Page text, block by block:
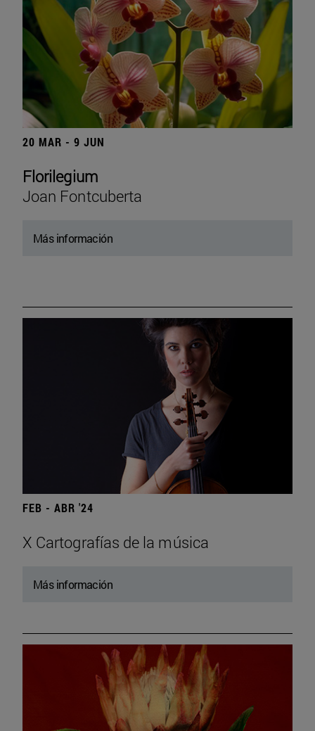
20 MAR - 9 JUN
Florilegium
Joan Fontcuberta
Más información
FEB - ABR '24
X Cartografías de la música
Más información